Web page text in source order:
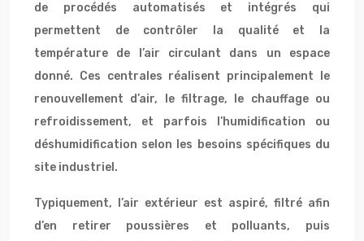
de procédés automatisés et intégrés qui
permettent de contrôler la qualité et la
température de l’air circulant dans un espace
donné. Ces centrales réalisent principalement le
renouvellement d’air, le filtrage, le chauffage ou
refroidissement, et parfois l’humidification ou
déshumidification selon les besoins spécifiques du
site industriel.
Typiquement, l’air extérieur est aspiré, filtré afin
d’en retirer poussières et polluants, puis